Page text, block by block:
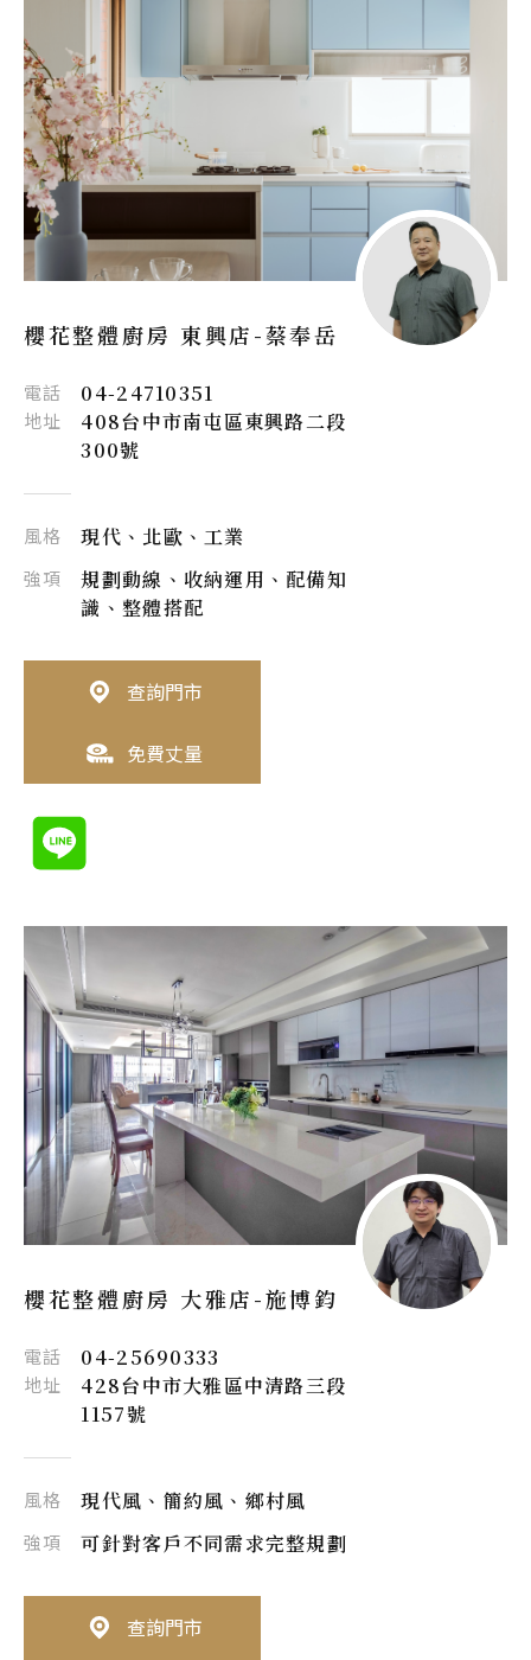
櫻花整體廚房 東興店-蔡奉岳
電話 04-24710351
地址
408台中市南屯區東興路二段
300號
風格 現代、北歐、工業
強項
規劃動線、收納運用、配備知
識、整體搭配
查詢門市
免費丈量
櫻花整體廚房 大雅店-施博鈞
電話 04-25690333
地址
428台中市大雅區中清路三段
1157號
風格 現代風、簡約風、鄉村風
強項 可針對客戶不同需求完整規劃
查詢門市